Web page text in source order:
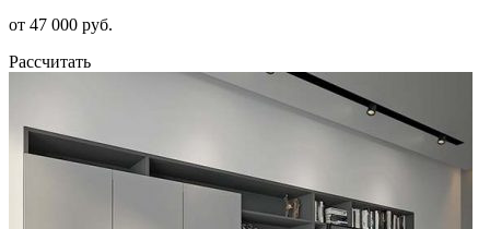
от 47 000 руб.
Рассчитать